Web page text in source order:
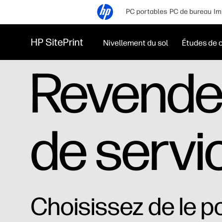
PC portables PC de bureau
HP SitePrint Nivellement du sol Études de
de
Choisissez de le